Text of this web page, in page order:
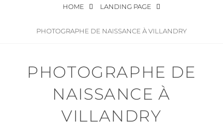
HOME LANDING PAGE
PHOTOGRAPHE DE NAISSANCE À VILLANDRY
PHOTOGRAPHE DE
NAISSANCE À
VILLANDRY